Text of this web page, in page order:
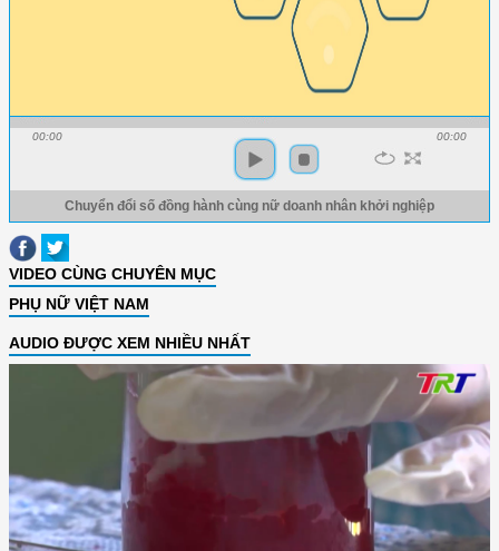
00:00 00:00
Chuyển đổi số đồng hành cùng nữ doanh nhân khởi nghiệp
VIDEO CÙNG CHUYÊN MỤC
PHỤ NỮ VIỆT NAM
AUDIO ĐƯỢC XEM NHIỀU NHẤT